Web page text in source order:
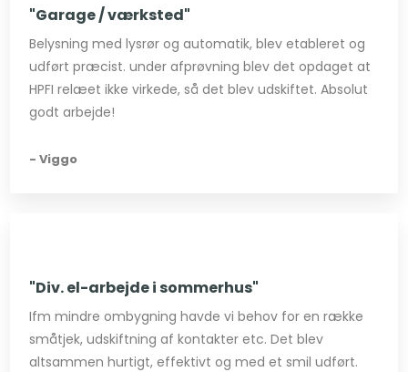
"Garage / værksted"
Belysning med lysrør og automatik, blev etableret og
udført præcist. under afprøvning blev det opdaget at
HPFI relæet ikke virkede, så det blev udskiftet. Absolut
godt arbejde!
- Viggo
"Div. el-arbejde i sommerhus"
Ifm mindre ombygning havde vi behov for en række
småtjek, udskiftning af kontakter etc. Det blev
altsammen hurtigt, effektivt og med et smil udført.